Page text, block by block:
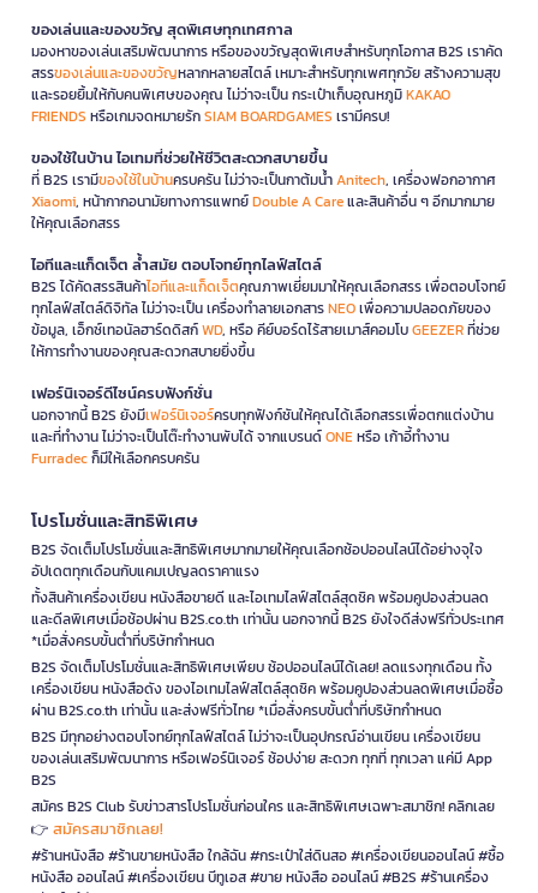
ของเล่นและของขวัญ สุดพิเศษทุกเทศกาล
มองหาของเล่นเสริมพัฒนาการ หรือของขวัญสุดพิเศษสำหรับทุกโอกาส B2S เราคัด
สรรของเล่นและของขวัญหลากหลายสไตล์ เหมาะสำหรับทุกเพศทุกวัย สร้างความสุข
และรอยยิ้มให้กับคนพิเศษของคุณ ไม่ว่าจะเป็น กระเป๋าเก็บอุณหภูมิKAKAO
FRIENDS หรือเกมจดหมายรักSIAM BOARDGAMES เรามีครบ!
ของใช้ในบ้าน ไอเทมที่ช่วยให้ชีวิตสะดวกสบายขึ้น
ที่ B2S เรามีของใช้ในบ้านครบครัน ไม่ว่าจะเป็นกาต้มน้ำAnitech, เครื่องฟอกอากาศ
Xiaomi, หน้ากากอนามัยทางการแพทย์Double A Careและสินค้าอื่น ๆ อีกมากมาย
ให้คุณเลือกสรร
ไอทีและแก็ดเจ็ต ล้ำสมัย ตอบโจทย์ทุกไลฟ์สไตล์
B2S ได้คัดสรรสินค้าไอทีและแก็ดเจ็ตคุณภาพเยี่ยมมาให้คุณเลือกสรร เพื่อตอบโจทย์
ทุกไลฟ์สไตล์ดิจิทัล ไม่ว่าจะเป็น เครื่องทำลายเอกสารNEOเพื่อความปลอดภัยของ
ข้อมูล, เอ็กซ์เทอนัลฮาร์ดดิสก์WD, หรือ คีย์บอร์ดไร้สายเมาส์คอมโบGEEZERที่ช่วย
ให้การทำงานของคุณสะดวกสบายยิ่งขึ้น
เฟอร์นิเจอร์ดีไซน์ครบฟังก์ชั่น
นอกจากนี้ B2S ยังมีเฟอร์นิเจอร์ครบทุกฟังก์ชันให้คุณได้เลือกสรรเพื่อตกแต่งบ้าน
และที่ทำงาน ไม่ว่าจะเป็นโต๊ะทำงานพับได้ จากแบรนด์ONEหรือ เก้าอี้ทำงาน
Furradecก็มีให้เลือกครบครัน
โปรโมชั่นและสิทธิพิเศษ
B2S จัดเต็มโปรโมชั่นและสิทธิพิเศษมากมายให้คุณเลือกช้อปออนไลน์ได้อย่างจุใจ
อัปเดตทุกเดือนกับแคมเปญลดราคาแรง
ทั้งสินค้าเครื่องเขียน หนังสือขายดี และไอเทมไลฟ์สไตล์สุดชิค พร้อมคูปองส่วนลด
และดีลพิเศษเมื่อช้อปผ่าน B2S.co.th เท่านั้น นอกจากนี้ B2S ยังใจดีส่งฟรีทั่วประเทศ
*เมื่อสั่งครบขั้นต่ำที่บริษัทกำหนด
B2S จัดเต็มโปรโมชั่นและสิทธิพิเศษเพียบ ช้อปออนไลน์ได้เลย! ลดแรงทุกเดือน ทั้ง
เครื่องเขียน หนังสือดัง ของไอเทมไลฟ์สไตล์สุดชิค พร้อมคูปองส่วนลดพิเศษเมื่อซื้อ
ผ่าน B2S.co.th เท่านั้น และส่งฟรีทั่วไทย *เมื่อสั่งครบขั้นต่ำที่บริษัทกำหนด
B2S มีทุกอย่างตอบโจทย์ทุกไลฟ์สไตล์ ไม่ว่าจะเป็นอุปกรณ์อ่านเขียน เครื่องเขียน
ของเล่นเสริมพัฒนาการ หรือเฟอร์นิเจอร์ ช้อปง่าย สะดวก ทุกที่ ทุกเวลา แค่มี App
B2S
สมัคร B2S Club รับข่าวสารโปรโมชั่นก่อนใคร และสิทธิพิเศษเฉพาะสมาชิก! คลิกเลย
👉 สมัครสมาชิกเลย!
#ร้านหนังสือ #ร้านขายหนังสือ ใกล้ฉัน #กระเป๋าใส่ดินสอ #เครื่องเขียนออนไลน์ #ซื้อ
หนังสือ ออนไลน์ #เครื่องเขียน บีทูเอส #ขาย หนังสือ ออนไลน์ #B2S #ร้านเครื่อง